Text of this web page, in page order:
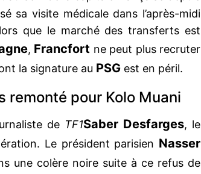
sa visite médicale dans l’après-midi
que le marché des transferts est
, Francfort ne peut plus recruter
la signature au PSG est en péril.
remonté pour Kolo Muani
de TF1Saber Desfarges, le
Le président parisien Nasser
une colère noire suite à ce refus de